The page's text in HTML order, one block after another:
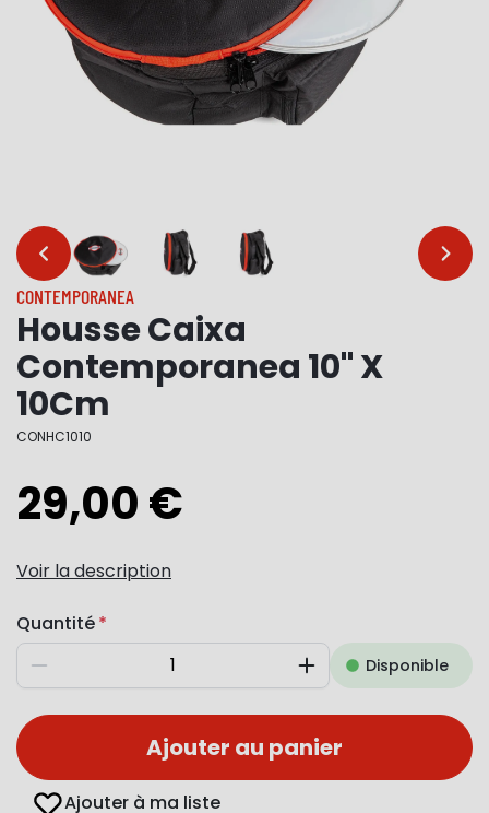
… …
CONTEMPORANEA
Housse Caixa
Contemporanea 10" X
10Cm
CONHC1010
29,00 €
Voir la description
Quantité
Diminuer AugmenterDisponible
Ajouter au panier
Ajouter à ma liste